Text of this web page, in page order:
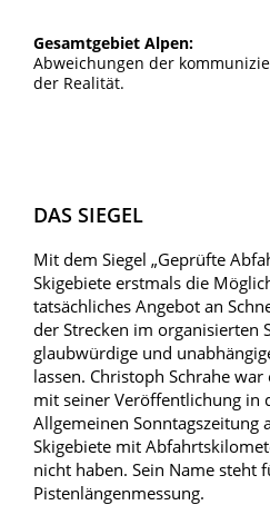
Gesamtgebiet Alpen:
Abweichungen der
der Realität.
DAS SIEGEL
Mit dem Siegel „Geprüfte
Skigebiete erstmals die
tatsächliches Angebot an
der Strecken im organisierten
glaubwürdige und
lassen. Christoph Schrahe
mit seiner Veröffentlichung in
Allgemeinen Sonntagszeitung
Skigebiete mit
nicht haben. Sein Name steht
Pistenlängenmessung.